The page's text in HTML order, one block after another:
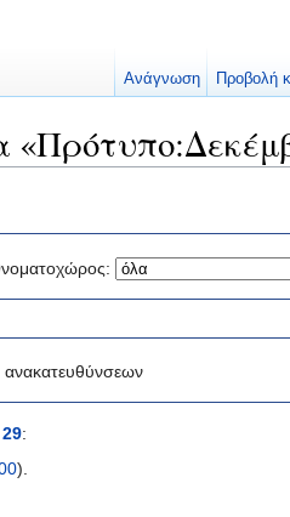
ανακατευθύνσεων
:
).
Ανάγνωση Προβολή